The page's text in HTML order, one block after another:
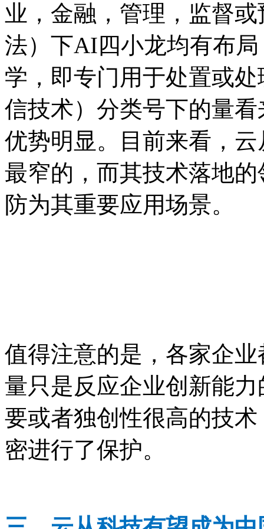
业，金融，管理，监督
法）下AI四小龙均有布
学，即专门用于处置或
信技术）分类号下的量
优势明显。目前来看，
最窄的，而其技术落地
防为其重要应用场景。
值得注意的是，各家企
量只是反应企业创新能
要或者独创性很高的技
密进行了保护。